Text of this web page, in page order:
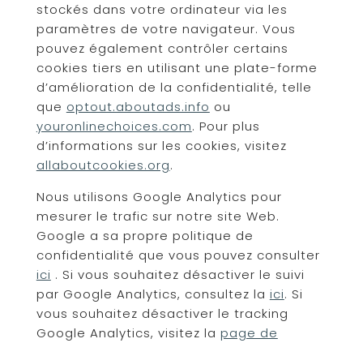
stockés dans votre ordinateur via les
paramètres de votre navigateur. Vous
pouvez également contrôler certains
cookies tiers en utilisant une plate-forme
d’amélioration de la confidentialité, telle
que optout.aboutads.info ou
youronlinechoices.com. Pour plus
d’informations sur les cookies, visitez
allaboutcookies.org.
Nous utilisons Google Analytics pour
mesurer le trafic sur notre site Web.
Google a sa propre politique de
confidentialité que vous pouvez consulter
ici . Si vous souhaitez désactiver le suivi
par Google Analytics, consultez la ici. Si
vous souhaitez désactiver le tracking
Google Analytics, visitez la page de